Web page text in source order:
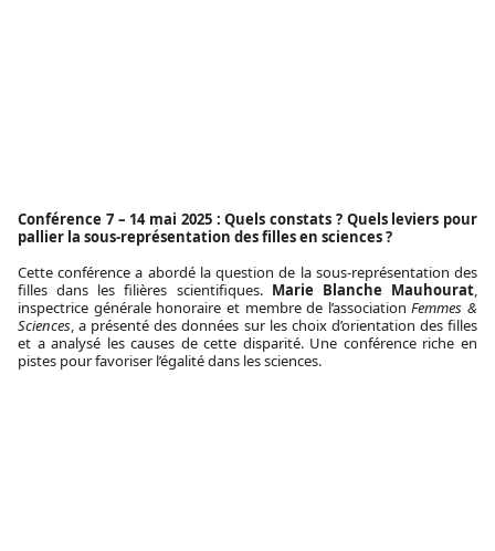
Conférence 7 – 14 mai 2025 : Quels constats ? Quels leviers pour
pallier la sous-représentation des filles en sciences ?
Cette conférence a abordé la question de la sous-représentation des
filles dans les filières scientifiques. Marie Blanche Mauhourat,
inspectrice générale honoraire et membre de l’associationFemmes &
Sciences, a présenté des données sur les choix d’orientation des filles
et a analysé les causes de cette disparité. Une conférence riche en
pistes pour favoriser l’égalité dans les sciences.